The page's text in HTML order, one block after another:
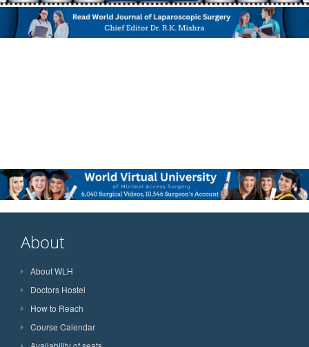
About
About WLH
Doctors Hostel
How to Reach
Course Calendar